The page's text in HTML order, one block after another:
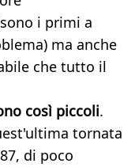
i primi a
ma anche
che tutto il
così piccoli.
tornata
di poco